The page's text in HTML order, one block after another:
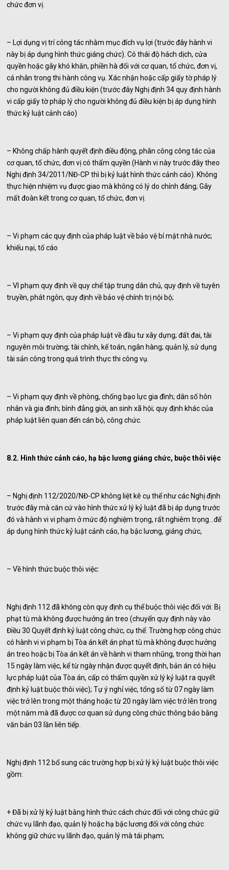
chức đơn vị.
– Lợi dụng vị trí công tác nhằm mục đích vụ lợi (trước đây hành vi
này bị áp dụng hình thức giáng chức). Có thái độ hách dịch, cửa
quyền hoặc gây khó khăn, phiền hà đối với cơ quan, tổ chức, đơn vị,
cá nhân trong thi hành công vụ. Xác nhận hoặc cấp giấy tờ pháp lý
cho người không đủ điều kiện (trước đây Nghị định 34 quy định hành
vi cấp giấy tờ pháp lý cho người không đủ điều kiện bị áp dụng hình
thức kỷ luật cảnh cáo)
– Không chấp hành quyết định điều động, phân công công tác của
cơ quan, tổ chức, đơn vị có thẩm quyền (Hành vi này trước đây theo
Nghị định 34/2011/NĐ-CP thì bị kỷ luật hình thức cảnh cáo). Không
thực hiện nhiệm vụ được giao mà không có lý do chính đáng; Gây
mất đoàn kết trong cơ quan, tổ chức, đơn vị.
– Vi phạm các quy định của pháp luật về bảo vệ bí mật nhà nước;
khiếu nại, tố cáo
– VI phạm quy định về quy chế tập trung dân chủ, quy định về tuyên
truyền, phát ngôn, quy định về bảo vệ chính trị nội bộ;
– Vi phạm quy định của pháp luật về đầu tư xây dựng; đất đai, tài
nguyên môi trường; tài chính, kế toán, ngân hàng; quản lý, sử dụng
tài sản công trong quá trình thực thi công vụ.
– Vi phạm quy định về phòng, chống bạo lực gia đình; dân số hôn
nhân và gia đình; bình đẳng giới, an sinh xã hội; quy định khác của
pháp luật liên quan đến cán bộ, công chức.
8.2. Hình thức cảnh cáo, hạ bậc lương giáng chức, buộc thôi việc
– Nghị định 112/2020/NĐ-CP không liệt kê cụ thể như các Nghị định
trước đây mà căn cứ vào hình thức xử lý kỷ luật đã bị áp dụng trước
đó và hành vi vi phạm ở mức độ nghiệm trọng, rất nghiêm trọng…để
áp dụng hình thức kỷ luật cảnh cáo, hạ bậc lương, giáng chức,
– Về hình thức buộc thôi việc:
Nghị định 112 đã không còn quy định cụ thể buộc thôi việc đối với: Bị
phạt tù mà không được hưởng án treo (chuyển quy định này vào
Điều 30 Quyết định kỷ luật công chức, cụ thể: Trường hợp công chức
có hành vi vi phạm bị Tòa án kết án phạt tù mà không được hưởng
án treo hoặc bị Tòa án kết án về hành vi tham nhũng, trong thời hạn
15 ngày làm việc, kể từ ngày nhận được quyết định, bản án có hiệu
lực pháp luật của Tòa án, cấp có thẩm quyền xử lý kỷ luật ra quyết
định kỷ luật buộc thôi việc); Tự ý nghỉ việc, tổng số từ 07 ngày làm
việc trở lên trong một tháng hoặc từ 20 ngày làm việc trở lên trong
một năm mà đã được cơ quan sử dụng công chức thông báo bằng
văn bản 03 lần liên tiếp.
Nghị định 112 bổ sung các trường hợp bị xử lý kỷ luật buộc thôi việc
gồm:
+ Đã bị xử lý kỷ luật bằng hình thức cách chức đối với công chức giữ
chức vụ lãnh đạo, quản lý hoặc hạ bậc lương đối với công chức
không giữ chức vụ lãnh đạo, quản lý mà tái phạm;